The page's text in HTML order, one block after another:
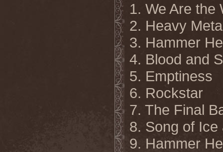
1. We Are the
2. Heavy
3. Hammer
4. Blood and
5. Emptiness
6. Rockstar
7. The Final
8. Song of Ice
9. Hammer